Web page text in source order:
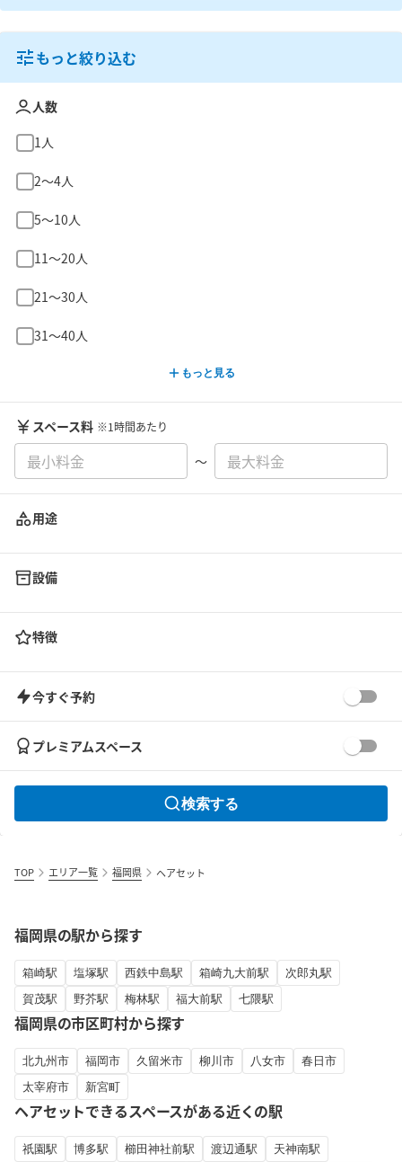
もっと絞り込む
人数
1人
2〜4人
5〜10人
11〜20人
21〜30人
31〜40人
もっと見る
スペース料 ※1時間あたり
〜
用途
設備
特徴
今すぐ予約
プレミアムスペース
検索する
TOP エリア一覧 福岡県 ヘアセット
福岡県の駅から探す
箱崎駅 塩塚駅 西鉄中島駅 箱崎九大前駅
次郎丸駅
賀茂駅
野芥駅 梅林駅 福大前駅 七隈駅
福岡県の市区町村から探す
北九州市 福岡市 久留米市 柳川市 八女市
春日市
太宰府市
新宮町
ヘアセットできるスペースがある近くの駅
祇園駅 博多駅 櫛田神社前駅 渡辺通駅
天神南駅